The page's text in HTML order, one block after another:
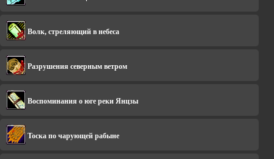
Волк, стреляющий в небеса
Разрушения северным ветром
Воспоминания о юге реки Янцзы
Тоска по чарующей рабыне